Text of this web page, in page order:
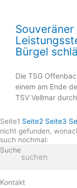
Bürgel
Die TSG
einem am Ende
TSV Vellmar
Seite1 Seite2 Seite3
nicht gefunden,
such nochmal:
Suche
Kontakt